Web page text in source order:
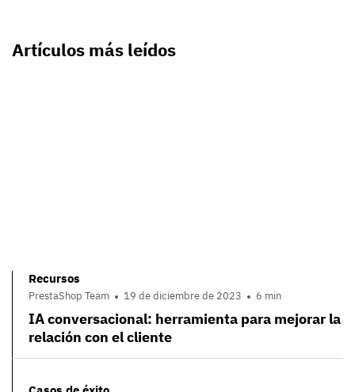
Artículos más leídos
Recursos
PrestaShop Team 19 de diciembre de 2023 6 min
IA conversacional: herramienta para mejorar la
relación con el cliente